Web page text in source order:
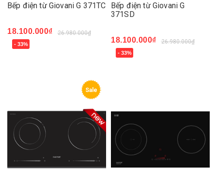
Bếp điện từ Giovani G 371TC
18.100.000₫ 26.980.000₫
- 33%
Bếp điện từ Giovani G
371SD
18.100.000₫ 26.980.000₫
- 33%
Sale